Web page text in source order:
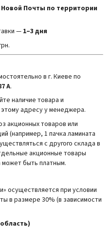
Почты по территории
— 1–3 дня
в г. Киеве по
А.
наличие товара и
адресу у менеджера.
акционных товаров или
(например, 1 пачка ламината
с другого склада в
акционные товары
быть платным.
осуществляется при условии
в размере 30% (в зависимости